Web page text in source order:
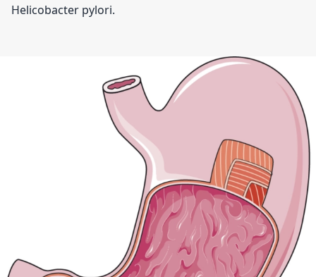
Helicobacter pylori.